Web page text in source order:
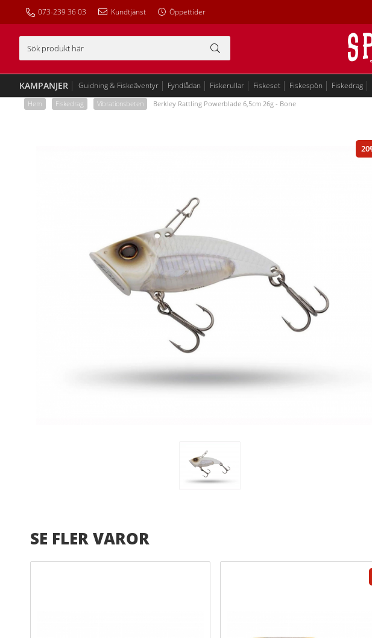
073-239 36 03 Kundtjänst Öppettider
Guidning & Fiskeäventyr Fyndlådan Fiskerullar Fiskeset Fiskespön Fiskedrag
KAMPANJER
Hem Fiskedrag Vibrationsbeten Berkley Rattling Powerblade 6,5cm 26g - Bone
20
SE FLER VAROR